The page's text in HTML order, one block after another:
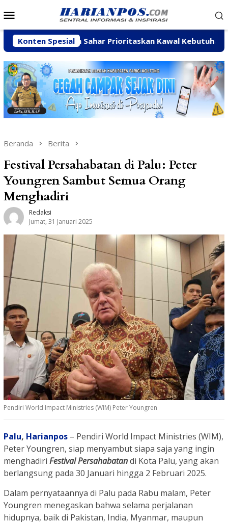
ke
Mobile
Konten Spesial
Arpan Sahar Prioritaskan Kawal Kebutuhan Dasar
Beranda Berita
Festival Persahabatan di Palu: Peter
Youngren Sambut Semua Orang
Menghadiri
Redaksi
Jumat, 31 Januari 2025
Pendiri World Impact Ministries (WIM) Peter Youngren
Palu, Harianpos – Pendiri World Impact Ministries (WIM),
Peter Youngren, siap menyambut siapa saja yang ingin
menghadiri Festival Persahabatandi Kota Palu, yang akan
berlangsung pada 30 Januari hingga 2 Februari 2025.
Dalam pernyataannya di Palu pada Rabu malam, Peter
Youngren menegaskan bahwa selama perjalanan
hidupnya, baik di Pakistan, India, Myanmar, maupun